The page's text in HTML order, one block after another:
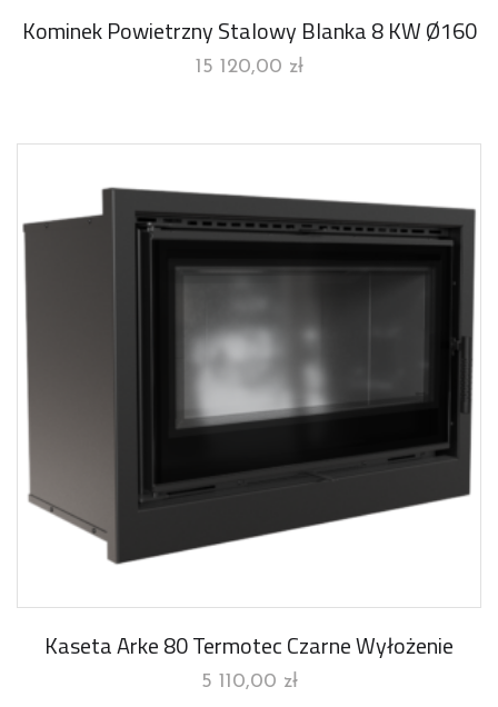
Kominek Powietrzny Stalowy Blanka 8 KW Ø160
15 120,00 zł
Kaseta Arke 80 Termotec Czarne Wyłożenie
5 110,00 zł